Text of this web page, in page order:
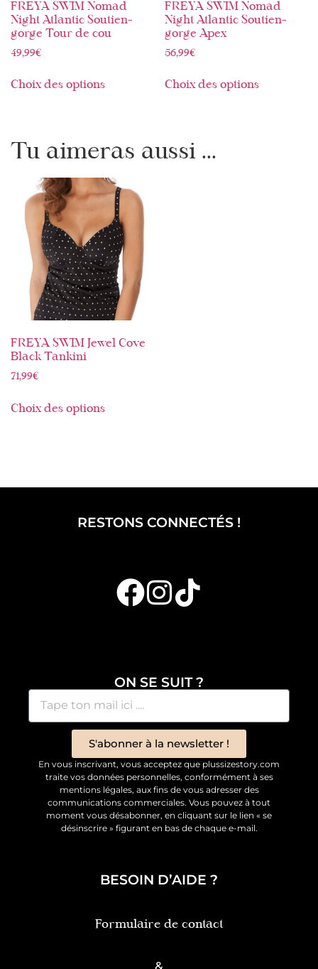
FREYA SWIM Nomad
Night Atlantic Soutien-
gorge Tour de cou
49,99€
Choix des options
FREYA SWIM Nomad
Night Atlantic Soutien-
gorge Apex
56,99€
Choix des options
Tu aimeras aussi ...
FREYA SWIM Jewel Cove
Black Tankini
71,99€
Choix des options
RESTONS CONNECTÉS !
ON SE SUIT ?
S'abonner à la newsletter !
En vous inscrivant, vous acceptez que plussizestory.com
traite vos données personnelles, conformément à ses
mentions légales, aux fins de vous adresser des
communications commerciales. Vous pouvez à tout
moment vous désabonner, en cliquant sur le lien « se
désinscrire » figurant en bas de chaque e-mail.
BESOIN D’AIDE ?
Formulaire de contact